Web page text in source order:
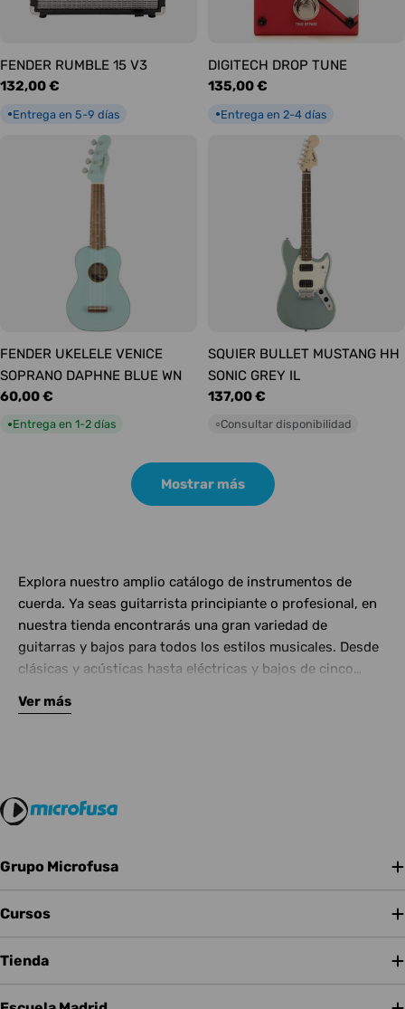
FENDER RUMBLE 15 V3
Precio
132,00 €
●Entrega en 5-9 días
DIGITECH DROP TUNE
Precio
135,00 €
●Entrega en 2-4 días
FENDER UKELELE VENICE
SOPRANO DAPHNE BLUE WN
Precio
habitual
60,00 €
●Entrega en 1-2 días
SQUIER BULLET MUSTANG HH
SONIC GREY IL
Precio
habitual
137,00 €
○Consultar disponibilidad
Mostrar más
Explora nuestro amplio catálogo de instrumentos de
cuerda. Ya seas guitarrista principiante o profesional, en
nuestra tienda encontrarás una gran variedad de
guitarras y bajos para todos los estilos musicales. Desde
clásicas y acústicas hasta eléctricas y bajos de cinco
Complementa tu instrumento con amplificadores de
Ver más
Grupo Microfusa
Cursos
Tienda